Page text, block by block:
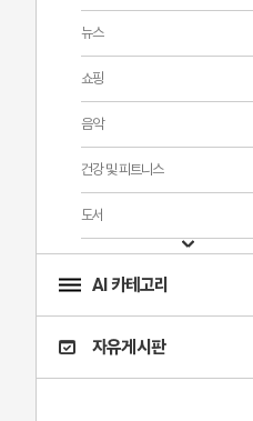
뉴스
쇼핑
음악
건강 및 피트니스
도서
교육
AI 카테고리
자유게시판